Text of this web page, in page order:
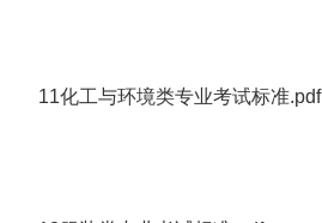
11化工与环境类专业考试标准.pdf